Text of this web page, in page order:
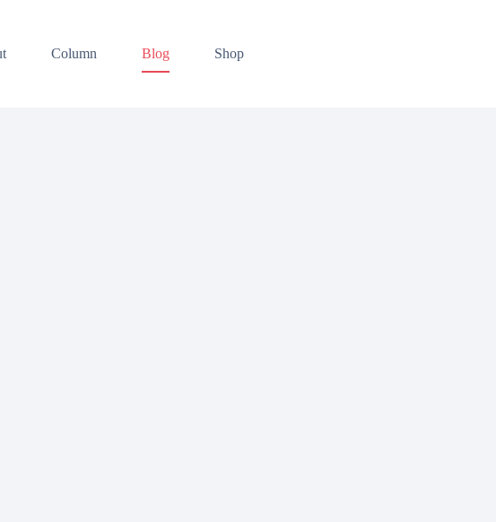
Column Blog Shop